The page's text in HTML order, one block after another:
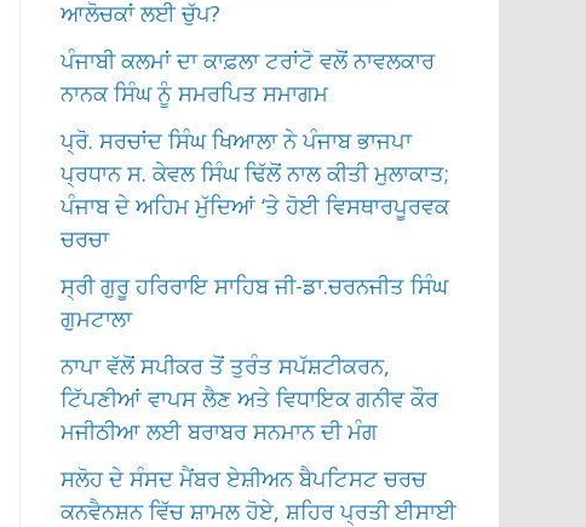
ਆਲੋਚਕਾਂ ਲਈ ਚੁੱਪ?
ਪੰਜਾਬੀ ਕਲਮਾਂ ਦਾ ਕਾਫ਼ਲਾ ਟਰਾਂਟੋ ਵਲੋਂ ਨਾਵਲਕਾਰ
ਨਾਨਕ ਸਿੰਘ ਨੂੰ ਸਮਰਪਿਤ ਸਮਾਗਮ
ਪ੍ਰੋ. ਸਰਚਾਂਦ ਸਿੰਘ ਖਿਆਲਾ ਨੇ ਪੰਜਾਬ ਭਾਜਪਾ
ਪ੍ਰਧਾਨ ਸ. ਕੇਵਲ ਸਿੰਘ ਢਿੱਲੋਂ ਨਾਲ ਕੀਤੀ ਮੁਲਾਕਾਤ;
ਪੰਜਾਬ ਦੇ ਅਹਿਮ ਮੁੱਦਿਆਂ ‘ਤੇ ਹੋਈ ਵਿਸਥਾਰਪੂਰਵਕ
ਚਰਚਾ
ਸ੍ਰੀ ਗੁਰੂ ਹਰਿਰਾਇ ਸਾਹਿਬ ਜੀ-ਡਾ.ਚਰਨਜੀਤ ਸਿੰਘ
ਗੁਮਟਾਲਾ
ਨਾਪਾ ਵੱਲੋਂ ਸਪੀਕਰ ਤੋਂ ਤੁਰੰਤ ਸਪੱਸ਼ਟੀਕਰਨ,
ਟਿੱਪਣੀਆਂ ਵਾਪਸ ਲੈਣ ਅਤੇ ਵਿਧਾਇਕ ਗਨੀਵ ਕੌਰ
ਮਜੀਠੀਆ ਲਈ ਬਰਾਬਰ ਸਨਮਾਨ ਦੀ ਮੰਗ
ਸਲੋਹ ਦੇ ਸੰਸਦ ਮੈਂਬਰ ਏਸ਼ੀਅਨ ਬੈਪਟਿਸਟ ਚਰਚ
ਕਨਵੈਨਸ਼ਨ ਵਿੱਚ ਸ਼ਾਮਲ ਹੋਏ, ਸ਼ਹਿਰ ਪ੍ਰਤੀ ਈਸਾਈ